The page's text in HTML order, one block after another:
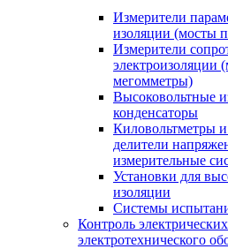
Измерители
изоляции (мосты
Измерители
электроизоляции
мегомметры)
Высоковольтные
конденсаторы
Киловольтметры
делители
измерительные
Установки для
изоляции
Системы
Контроль
электротехнического